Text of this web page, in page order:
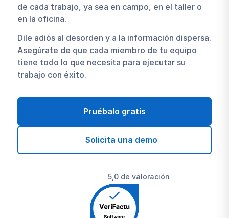
de cada trabajo, ya sea en campo, en el taller o
en la oficina.
Dile adiós al desorden y a la información dispersa.
Asegúrate de que cada miembro de tu equipo
tiene todo lo que necesita para ejecutar su
trabajo con éxito.
Pruébalo gratis
Solicita una demo
5,0 de valoración